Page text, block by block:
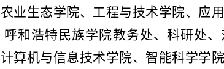
业生态学院、工程与技术学院、应
和浩特民族学院教务处、科研处
算机与信息技术学院、智能科学学